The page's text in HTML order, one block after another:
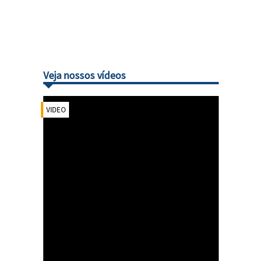
Veja nossos vídeos
VIDEO